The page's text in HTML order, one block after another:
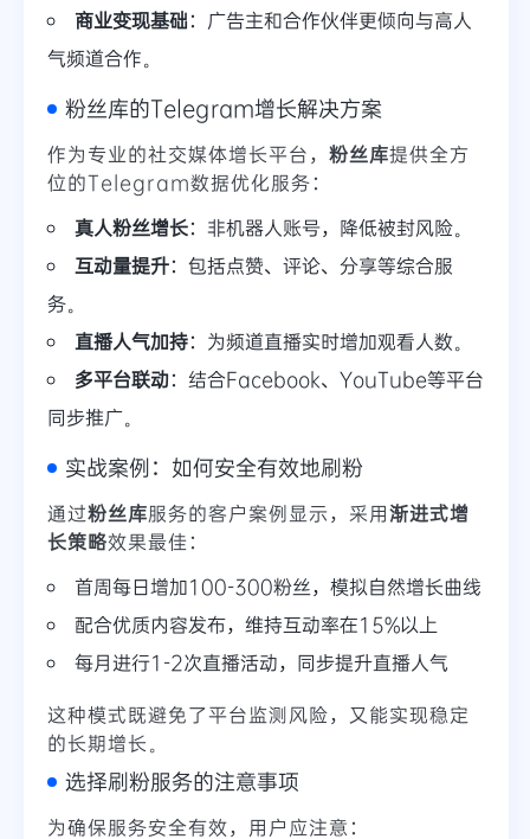
商业变现基础：广告主和合作伙伴更倾向与高人
气频道合作。
粉丝库的Telegram增长解决方案
作为专业的社交媒体增长平台， 粉丝库提供全方
位的Telegram数据优化服务：
真人粉丝增长：非机器人账号，降低被封风险。
互动量提升：包括点赞、评论、分享等综合服
务。
直播人气加持：为频道直播实时增加观看人数。
多平台联动：结合Facebook、YouTube等平台
同步推广。
实战案例：如何安全有效地刷粉
通过粉丝库服务的客户案例显示，采用渐进式增
长策略效果最佳：
首周每日增加100-300粉丝，模拟自然增长曲线
配合优质内容发布，维持互动率在15%以上
每月进行1-2次直播活动，同步提升直播人气
这种模式既避免了平台监测风险，又能实现稳定
的长期增长。
选择刷粉服务的注意事项
为确保服务安全有效，用户应注意：